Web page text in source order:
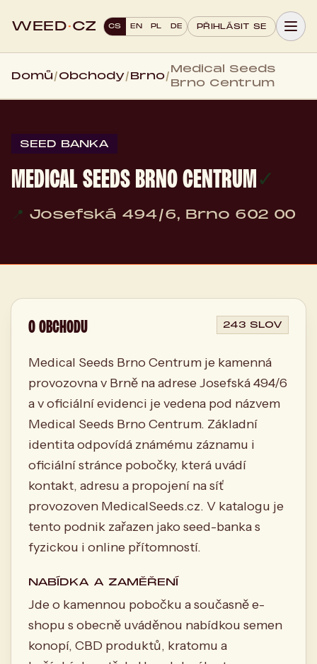
WEED·CZ CS EN PL DE PŘIHLÁSIT SE
Domů/Obchody/Brno/
Medical Seeds
Brno Centrum
SEED BANKA
MEDICAL SEEDS BRNO CENTRUM✓
📍 Josefská 494/6, Brno 602 00
O OBCHODU 243 SLOV
Medical Seeds Brno Centrum je kamenná
provozovna v Brně na adrese Josefská 494/6
a v oficiální evidenci je vedena pod názvem
Medical Seeds Brno Centrum. Základní
identita odpovídá známému záznamu i
oficiální stránce pobočky, která uvádí
kontakt, adresu a propojení na síť
provozoven MedicalSeeds.cz. V katalogu je
tento podnik zařazen jako seed-banka s
fyzickou i online přítomností.
NABÍDKA A ZAMĚŘENÍ
Jde o kamennou pobočku a současně e-
shopu s obecně uváděnou nabídkou semen
konopí, CBD produktů, kratomu a